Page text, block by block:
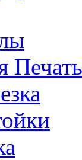
Печать